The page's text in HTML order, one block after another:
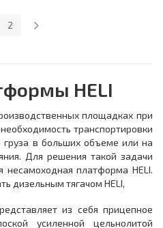
2
HELI
площадках при
транспортировки
груза в больших объеме или на
Для решения такой задачи
несамоходная платформа HELI.
дизельным тягачом HELI,
из себя прицепное
усиленной цельнолитой